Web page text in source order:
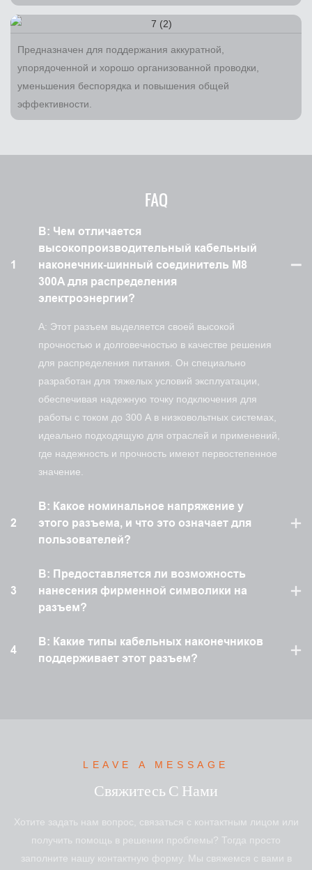
Предназначен для поддержания аккуратной,
упорядоченной и хорошо организованной проводки,
уменьшения беспорядка и повышения общей
эффективности.
FAQ
1
В: Чем отличается
высокопроизводительный кабельный
наконечник-шинный соединитель M8
300A для распределения
электроэнергии?
A: Этот разъем выделяется своей высокой
прочностью и долговечностью в качестве решения
для распределения питания. Он специально
разработан для тяжелых условий эксплуатации,
обеспечивая надежную точку подключения для
работы с током до 300 А в низковольтных системах,
идеально подходящую для отраслей и применений,
где надежность и прочность имеют первостепенное
значение.
2
В: Какое номинальное напряжение у
этого разъема, и что это означает для
пользователей?
3
В: Предоставляется ли возможность
нанесения фирменной символики на
разъем?
4
В: Какие типы кабельных наконечников
поддерживает этот разъем?
LEAVE A MESSAGE
Свяжитесь С Нами
Хотите задать нам вопрос, связаться с контактным лицом или
получить помощь в решении проблемы? Тогда просто
заполните нашу контактную форму. Мы свяжемся с вами в